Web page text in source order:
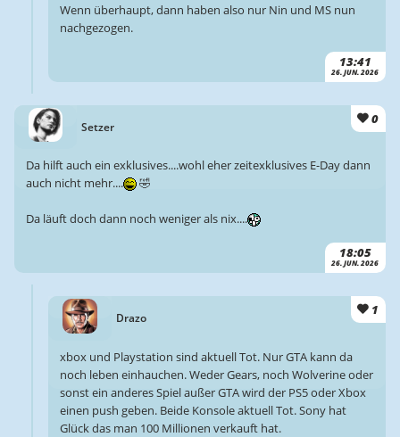
13:41
26. JUN. 2026
Wenn überhaupt, dann haben also nur Nin und MS nun
nachgezogen.
Setzer
0
18:05
26. JUN. 2026
Da hilft auch ein exklusives....wohl eher zeitexklusives E-Day dann
auch nicht mehr....
🤣
Da läuft doch dann noch weniger als nix....
Drazo
1
xbox und Playstation sind aktuell Tot. Nur GTA kann da
noch leben einhauchen. Weder Gears, noch Wolverine oder
sonst ein anderes Spiel außer GTA wird der PS5 oder Xbox
einen push geben. Beide Konsole aktuell Tot. Sony hat
Glück das man 100 Millionen verkauft hat.